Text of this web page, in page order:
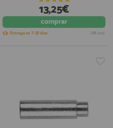
13,25€
comprar
Entrega en 7-10 días IVA incl.